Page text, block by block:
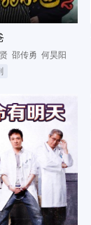
邵传勇 何昊阳